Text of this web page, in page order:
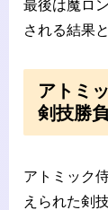
最後は魔ロ
される結果
アトミ
剣技勝負
アトミック
えられた剣